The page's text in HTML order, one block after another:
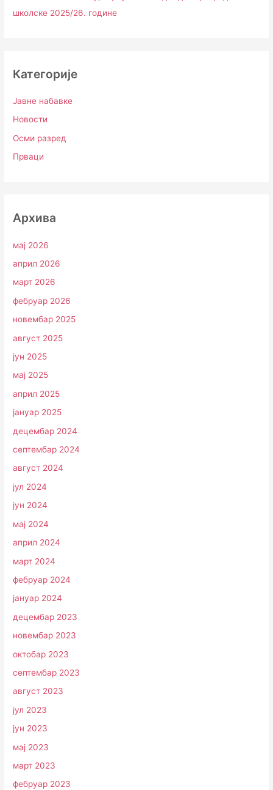
школске 2025/26. године
Категорије
Јавне набавке
Новости
Осми разред
Прваци
Архива
мај 2026
април 2026
март 2026
фебруар 2026
новембар 2025
август 2025
јун 2025
мај 2025
април 2025
јануар 2025
децембар 2024
септембар 2024
август 2024
јул 2024
јун 2024
мај 2024
април 2024
март 2024
фебруар 2024
јануар 2024
децембар 2023
новембар 2023
октобар 2023
септембар 2023
август 2023
јул 2023
јун 2023
мај 2023
март 2023
фебруар 2023